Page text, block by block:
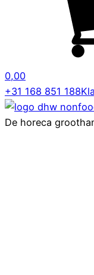
0,00
+31 168 851 188
De horeca